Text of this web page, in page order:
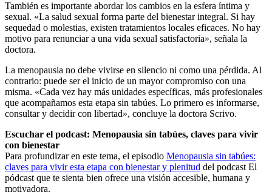
También es importante abordar los cambios en la esfera íntima y
sexual. «La salud sexual forma parte del bienestar integral. Si hay
sequedad o molestias, existen tratamientos locales eficaces. No hay
motivo para renunciar a una vida sexual satisfactoria», señala la
doctora.
La menopausia no debe vivirse en silencio ni como una pérdida. Al
contrario: puede ser el inicio de un mayor compromiso con una
misma. «Cada vez hay más unidades específicas, más profesionales
que acompañamos esta etapa sin tabúes. Lo primero es informarse,
consultar y decidir con libertad», concluye la doctora Scrivo.
Escuchar el podcast: Menopausia sin tabúes, claves para vivir
con bienestar
Para profundizar en este tema, el episodio Menopausia sin tabúes:
claves para vivir esta etapa con bienestar y plenitud del podcast El
pódcast que te sienta bien ofrece una visión accesible, humana y
motivadora.